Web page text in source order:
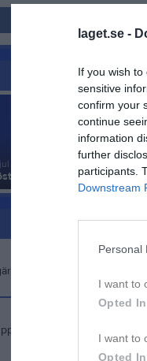
laget.se -
If you wish
sensitive
confirm your
continue
information
further
participants.
Downstream
Personal
I want to
Opted In
I want to
Opted In
2026
kläderna innan :)
och hämta kläderna runt